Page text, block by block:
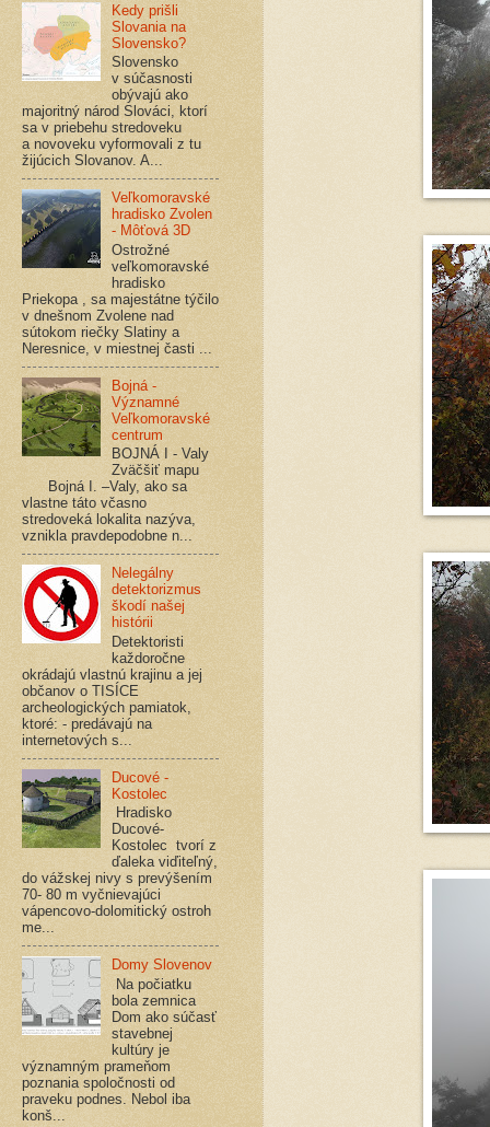
Kedy prišli
Slovania na
Slovensko?
Slovensko
v súčasnosti
obývajú ako
majoritný národ Slováci, ktorí
sa v priebehu stredoveku
a novoveku vyformovali z tu
žijúcich Slovanov. A...
Veľkomoravské
hradisko Zvolen
- Môťová 3D
Ostrožné
veľkomoravské
hradisko
Priekopa , sa majestátne týčilo
v dnešnom Zvolene nad
sútokom riečky Slatiny a
Neresnice, v miestnej časti ...
Bojná -
Významné
Veľkomoravské
centrum
BOJNÁ I - Valy
Zväčšiť mapu
Bojná I. –Valy, ako sa
vlastne táto včasno
stredoveká lokalita nazýva,
vznikla pravdepodobne n...
Nelegálny
detektorizmus
škodí našej
histórii
Detektoristi
každoročne
okrádajú vlastnú krajinu a jej
občanov o TISÍCE
archeologických pamiatok,
ktoré: - predávajú na
internetových s...
Ducové -
Kostolec
Hradisko
Ducové-
Kostolec tvorí z
ďaleka viďiteľný,
do vážskej nivy s prevýšením
70- 80 m vyčnievajúci
vápencovo-dolomitický ostroh
me...
Domy Slovenov
Na počiatku
bola zemnica
Dom ako súčasť
stavebnej
kultúry je
významným prameňom
poznania spoločnosti od
praveku podnes. Nebol iba
konš...